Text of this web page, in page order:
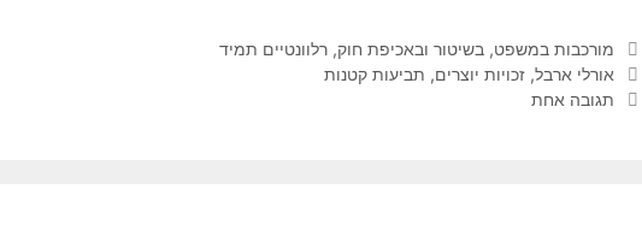
קטגוריות
מורכבות במשפט, בשיטור ובאכיפת חוק, רלוונטיים תמיד
תגיות
אורלי ארבל, זכויות יוצרים, תביעות קטנות
תגובה אחת